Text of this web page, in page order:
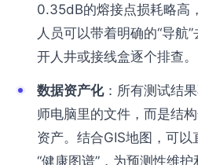
0.35dB的熔接点损耗略高
人员可以带着明确的“导航
开人井或接线盒逐个排查。
数据资产化：所有测试结
师电脑里的文件，而是结
资产。结合GIS地图，可
“健康图谱”，为预测性维